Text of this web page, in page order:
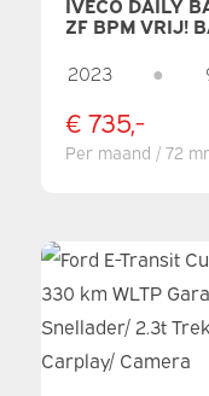
ZF BPM VRIJ!
CARPLAY/
2023 ●
€ 735,-
Per maand / 72